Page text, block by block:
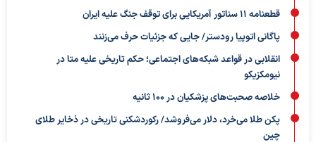
قطعنامه ۱۱ سناتور آمریکایی برای توقف جنگ علیه ایران
پاگانی اتوپیا رودستر/ جایی که جزئیات حرف می‌زنند
انقلابی در قواعد شبکه‌های اجتماعی؛ حکم تاریخی علیه متا در
نیومکزیکو
خلاصه صحبت‌های پزشکیان در ۱۰۰ ثانیه
پکن طلا می‌خرد، دلار می‌فروشد/ رکوردشکنی تاریخی در ذخایر طلای
چین